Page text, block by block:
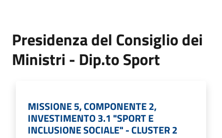
Presidenza del Consiglio dei
Ministri - Dip.to Sport
MISSIONE 5, COMPONENTE 2,
INVESTIMENTO 3.1 "SPORT E
INCLUSIONE SOCIALE" - CLUSTER 2